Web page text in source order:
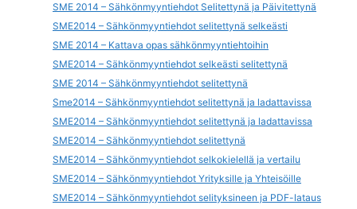
SME 2014 – Sähkönmyyntiehdot Selitettynä ja Päivitettynä
SME2014 – Sähkönmyyntiehdot selitettynä selkeästi
SME 2014 – Kattava opas sähkönmyyntiehtoihin
SME2014 – Sähkönmyyntiehdot selkeästi selitettynä
SME 2014 – Sähkönmyyntiehdot selitettynä
Sme2014 – Sähkönmyyntiehdot selitettynä ja ladattavissa
SME2014 – Sähkönmyyntiehdot selitettynä ja ladattavissa
SME2014 – Sähkönmyyntiehdot selitettynä
SME2014 – Sähkönmyyntiehdot selkokielellä ja vertailu
SME2014 – Sähkönmyyntiehdot Yrityksille ja Yhteisöille
SME2014 – Sähkönmyyntiehdot selityksineen ja PDF-lataus